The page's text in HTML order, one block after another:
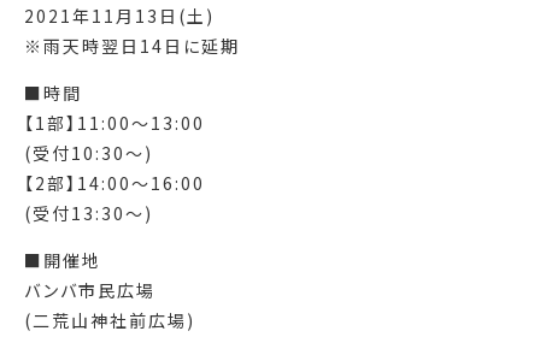
2021年11月13日(土)
※雨天時翌日14日に延期
■時間
【1部】11:00〜13:00
(受付10:30〜)
【2部】14:00〜16:00
(受付13:30〜)
■開催地
バンバ市民広場
(二荒山神社前広場)